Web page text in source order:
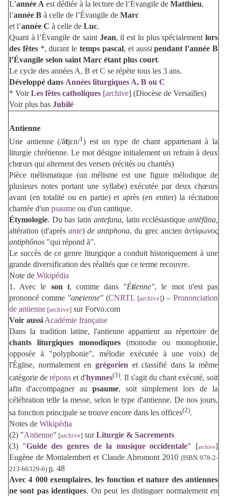
L’année A est dédiée à la lecture de l’Évangile de Matthieu,
l’année B à celle de l’Évangile de Marc
et l’année C à celle de Luc.
Quant à l’Évangile de saint Jean, il est lu plus spécialementlors
des fêtes*, durant letemps pascal, et aussipendant l’année B
l’Évangile selon saint Marc étant plus court.
Le cycle des années A, B et C se répète tous les 3 ans.
Développé dans Années liturgiques A, B ou C
* VoirLes fêtes catholiques [archive] (Diocèse de Versailles)
Voir plus bas Jubilé
Antienne
Une antienne (/ãtjɛn/1) est un type de chant appartenant à la
liturgie chrétienne. Le mot désigne initialement un refrain à deux
chœurs qui alternent des versets (récités ou chantés)
Pièce mélismatique (un mélisme est une figure mélodique de
plusieurs notes portant une syllabe) exécutée par deux chœurs
avant (en totalité ou en partie) et après (en entier) la récitation
chantée d'un psaume ou d'un cantique.
Étymologie. Du bas latin antefana, latin ecclésiastique antĕfăna
altération (d'après ante) de antiphona, du grec ancien ἀντίφωνος
antiphônos "qui répond à".
Le succès de ce genre liturgique a conduit historiquement à une
grande diversification des réalités que ce terme recouvre.
Note de Wikipédia
1. Avec le son t, comme dans "Étienne", le mot n'est pas
prononcé comme "ancienne" (CNRTL [archive]) – Prononciation
de antienne [archive] sur Forvo.com
Voir aussi Académie française
Dans la tradition latine, l'antienne appartient au répertoire de
chants liturgiques monodiques (monodie ou monophonie,
opposée à "polyphonie", mélodie exécutée à une voix) de
l'Église, normalement en grégorien et classifié dans la même
catégorie de répons et d'hymnes(3). Il s'agit du chant exécuté, soit
afin d'accompagner au psaume, soit simplement lors de la
célébration telle la messe, selon le type d'antienne. De nos jours,
sa fonction principale se trouve encore dans les offices(2).
Notes de Wikipédia
(2) "Antienne" [archive] surLiturgie & Sacrements
(3) "Guide des genres de la musique occidentale" [archive]
Eugène de Montalembert et Claude Abromont 2010 (ISBN 978-2-
213-66329-6) p. 48
Avec 4 000 exemplaires,les fonction et nature des antiennes
ne sont pas identiques. On peut les distinguer normalement en